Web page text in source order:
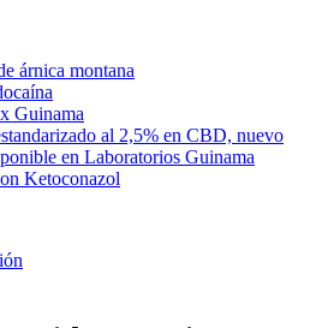
árnica montana
Guinama
al 2,5% en CBD, nuevo
en Laboratorios Guinama
Ketoconazol